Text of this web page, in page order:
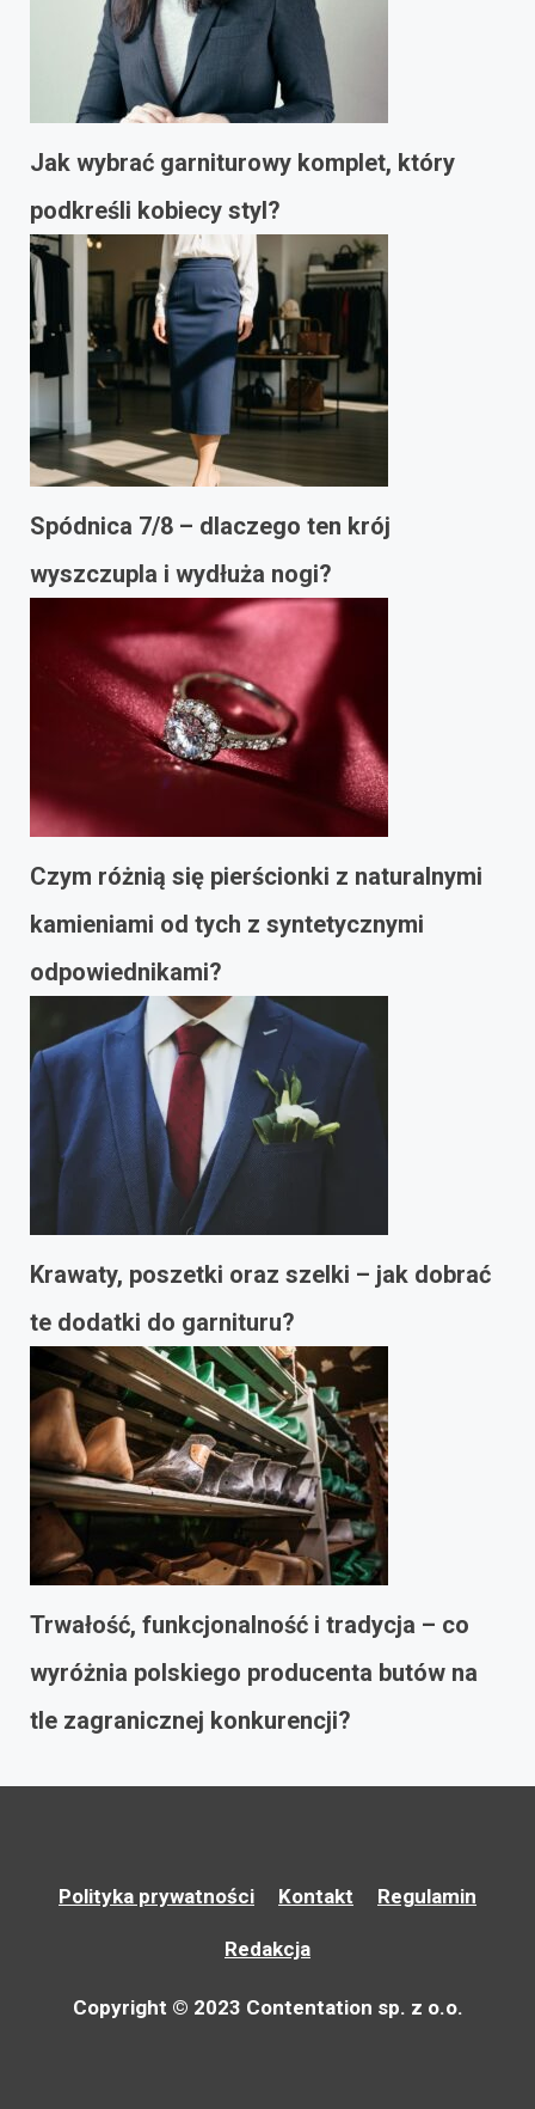
Jak wybrać garniturowy komplet, który
podkreśli kobiecy styl?
Spódnica 7/8 – dlaczego ten krój
wyszczupla i wydłuża nogi?
Czym różnią się pierścionki z naturalnymi
kamieniami od tych z syntetycznymi
odpowiednikami?
Krawaty, poszetki oraz szelki – jak dobrać
te dodatki do garnituru?
Trwałość, funkcjonalność i tradycja – co
wyróżnia polskiego producenta butów na
tle zagranicznej konkurencji?
Polityka prywatności Kontakt Regulamin
Redakcja
Copyright © 2023 Contentation sp. z o.o.